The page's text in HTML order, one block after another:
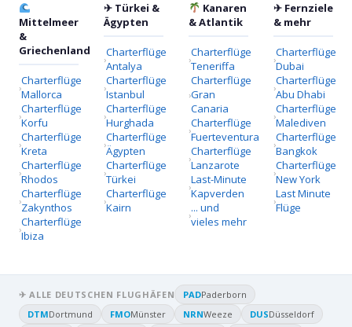
Mittelmeer
&
Griechenland
Charterflüge
Mallorca
Charterflüge
Korfu
Charterflüge
Kreta
Charterflüge
Rhodos
Charterflüge
Zakynthos
Charterflüge
Ibiza
✈ Türkei &
Ägypten
Charterflüge
Antalya
Charterflüge
Istanbul
Charterflüge
Hurghada
Charterflüge
Ägypten
Charterflüge
Türkei
Charterflüge
Kairn
Kanaren
& Atlantik
Charterflüge
Teneriffa
Charterflüge
Gran
Canaria
Charterflüge
Fuerteventura
Charterflüge
Lanzarote
Last-Minute
Kapverden
... und
vieles mehr
✈ Fernziele
& mehr
Charterflüge
Dubai
Charterflüge
Abu Dhabi
Charterflüge
Malediven
Charterflüge
Bangkok
Charterflüge
New York
Last Minute
Flüge
✈ ALLE DEUTSCHEN FLUGHÄFEN PADPaderborn
DTMDortmund FMOMünster NRNWeeze DUSDüsseldorf